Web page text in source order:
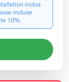
inclus
incluse
10%